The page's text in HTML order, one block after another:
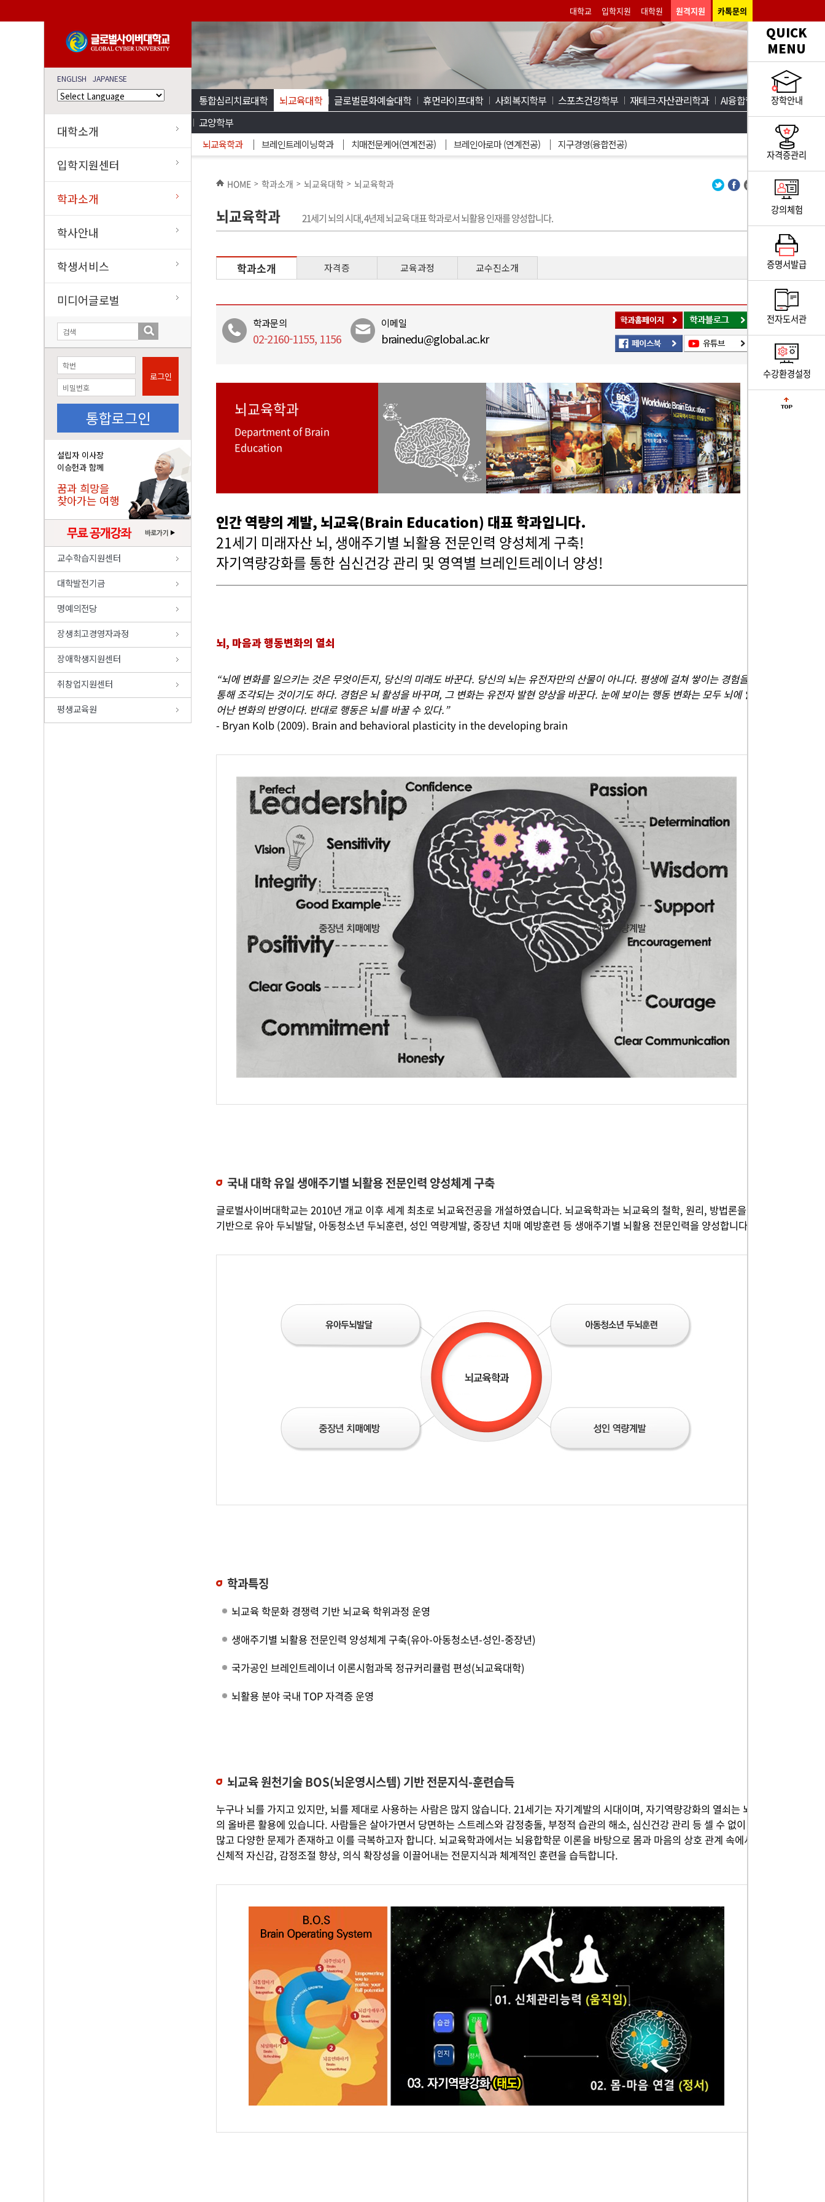
대학교 입학지원 대학원 원격지원 카톡문의
ENGLISH JAPANESE
대학소개
입학지원센터
학과소개
학사안내
학생서비스
미디어글로벌
로그인
통합로그인
설립자 이사장
이승헌과 함께
꿈과 희망을
찾아가는 여행
교수학습지원센터
대학발전기금
명예의전당
장생최고경영자과정
장애학생지원센터
취창업지원센터
평생교육원
통합심리치료대학 뇌교육대학
뇌교육학과 브레인트레이닝학과 치매전문케어(연계전공) 브레인아로마 (연계전공) 지구경영(융합전공)
글로벌문화예술대학 휴먼라이프대학 사회복지학부 스포츠건강학부 재테크·자산관리학과
AI융합학부
교양학부
HOME > 학과소개 > 뇌교육대학 > 뇌교육학과
뇌교육학과 21세기 뇌의 시대, 4년제 뇌교육 대표 학과로서 뇌활용 인재를 양성합니다.
학과소개 자격증 교육과정 교수진소개
학과문의
02-2160-1155, 1156
이메일
brainedu@global.ac.kr
뇌교육학과
Department of Brain
Education
인간 역량의 계발, 뇌교육(Brain Education) 대표 학과입니다.
21세기 미래자산 뇌, 생애주기별 뇌활용 전문인력 양성체계 구축!
자기역량강화를 통한 심신건강 관리 및 영역별 브레인트레이너 양성!
뇌, 마음과 행동변화의 열쇠
“뇌에 변화를 일으키는 것은 무엇이든지, 당신의 미래도 바꾼다. 당신의 뇌는 유전자만의 산물이 아니다. 평생에 걸쳐 쌓이는 경험을
통해 조각되는 것이기도 하다. 경험은 뇌 활성을 바꾸며, 그 변화는 유전자 발현 양상을 바꾼다. 눈에 보이는 행동 변화는 모두 뇌에 일
어난 변화의 반영이다. 반대로 행동은 뇌를 바꿀 수 있다.”
- Bryan Kolb (2009). Brain and behavioral plasticity in the developing brain
국내 대학 유일 생애주기별 뇌활용 전문인력 양성체계 구축
글로벌사이버대학교는 2010년 개교 이후 세계 최초로 뇌교육전공을 개설하였습니다. 뇌교육학과는 뇌교육의 철학, 원리, 방법론을
기반으로 유아 두뇌발달, 아동청소년 두뇌훈련, 성인 역량계발, 중장년 치매 예방훈련 등 생애주기별 뇌활용 전문인력을 양성합니다.
학과특징
뇌교육 학문화 경쟁력 기반 뇌교육 학위과정 운영
생애주기별 뇌활용 전문인력 양성체계 구축(유아-아동청소년-성인-중장년)
국가공인 브레인트레이너 이론시험과목 정규커리큘럼 편성(뇌교육대학)
뇌활용 분야 국내 TOP 자격증 운영
뇌교육 원천기술 BOS(뇌운영시스템) 기반 전문지식-훈련습득
누구나 뇌를 가지고 있지만, 뇌를 제대로 사용하는 사람은 많지 않습니다. 21세기는 자기계발의 시대이며, 자기역량강화의 열쇠는 뇌
의 올바른 활용에 있습니다. 사람들은 살아가면서 당면하는 스트레스와 감정충돌, 부정적 습관의 해소, 심신건강 관리 등 셀 수 없이
많고 다양한 문제가 존재하고 이를 극복하고자 합니다. 뇌교육학과에서는 뇌융합학문 이론을 바탕으로 몸과 마음의 상호 관계 속에서
신체적 자신감, 감정조절 향상, 의식 확장성을 이끌어내는 전문지식과 체계적인 훈련을 습득합니다.
QUICK
MENU
장학안내
자격증관리
강의체험
증명서발급
전자도서관
수강환경설정